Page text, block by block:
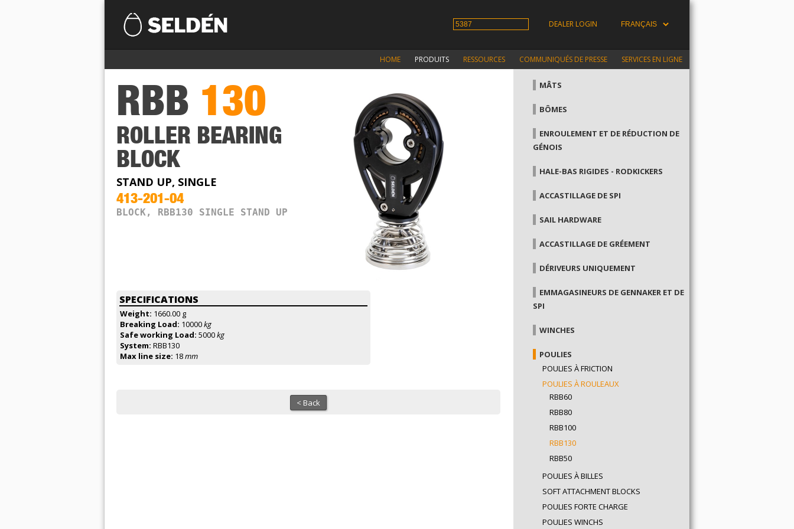
DEALER LOGIN
HOME PRODUITS RESSOURCES COMMUNIQUÉS DE PRESSE SERVICES EN LIGNE
RBB 130
ROLLER BEARING
BLOCK
STAND UP, SINGLE
413-201-04
BLOCK, RBB130 SINGLE STAND UP
SPECIFICATIONS
Weight: 1660.00 g
Breaking Load: 10000kg
Safe working Load: 5000kg
System: RBB130
Max line size: 18mm
< Back
MÂTS
BÔMES
ENROULEMENT ET DE RÉDUCTION DE
GÉNOIS
HALE-BAS RIGIDES - RODKICKERS
ACCASTILLAGE DE SPI
SAIL HARDWARE
ACCASTILLAGE DE GRÉEMENT
DÉRIVEURS UNIQUEMENT
EMMAGASINEURS DE GENNAKER ET DE
SPI
WINCHES
POULIES
POULIES À FRICTION
POULIES À ROULEAUX
RBB60
RBB80
RBB100
RBB130
RBB50
POULIES À BILLES
SOFT ATTACHMENT BLOCKS
POULIES FORTE CHARGE
POULIES WINCHS